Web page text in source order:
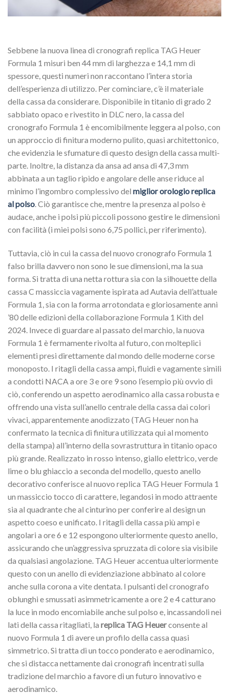
Sebbene la nuova linea di cronografi replica TAG Heuer
Formula 1 misuri ben 44 mm di larghezza e 14,1 mm di
spessore, questi numeri non raccontano l’intera storia
dell’esperienza di utilizzo. Per cominciare, c’è il materiale
della cassa da considerare. Disponibile in titanio di grado 2
sabbiato opaco e rivestito in DLC nero, la cassa del
cronografo Formula 1 è encomibilmente leggera al polso, con
un approccio di finitura moderno pulito, quasi architettonico,
che evidenzia le sfumature di questo design della cassa multi-
parte. Inoltre, la distanza da ansa ad ansa di 47,3 mm
abbinata a un taglio ripido e angolare delle anse riduce al
minimo l’ingombro complessivo del miglior orologio replica
al polso. Ciò garantisce che, mentre la presenza al polso è
audace, anche i polsi più piccoli possono gestire le dimensioni
con facilità (i miei polsi sono 6,75 pollici, per riferimento).
Tuttavia, ciò in cui la cassa del nuovo cronografo Formula 1
falso brilla davvero non sono le sue dimensioni, ma la sua
forma. Si tratta di una netta rottura sia con la silhouette della
cassa C massiccia vagamente ispirata ad Autavia dell’attuale
Formula 1, sia con la forma arrotondata e gloriosamente anni
’80 delle edizioni della collaborazione Formula 1 Kith del
2024. Invece di guardare al passato del marchio, la nuova
Formula 1 è fermamente rivolta al futuro, con molteplici
elementi presi direttamente dal mondo delle moderne corse
monoposto. I ritagli della cassa ampi, fluidi e vagamente simili
a condotti NACA a ore 3 e ore 9 sono l’esempio più ovvio di
ciò, conferendo un aspetto aerodinamico alla cassa robusta e
offrendo una vista sull’anello centrale della cassa dai colori
vivaci, apparentemente anodizzato (TAG Heuer non ha
confermato la tecnica di finitura utilizzata qui al momento
della stampa) all’interno della sovrastruttura in titanio opaco
più grande. Realizzato in rosso intenso, giallo elettrico, verde
lime o blu ghiaccio a seconda del modello, questo anello
decorativo conferisce al nuovo replica TAG Heuer Formula 1
un massiccio tocco di carattere, legandosi in modo attraente
sia al quadrante che al cinturino per conferire al design un
aspetto coeso e unificato. I ritagli della cassa più ampi e
angolari a ore 6 e 12 espongono ulteriormente questo anello,
assicurando che un’aggressiva spruzzata di colore sia visibile
da qualsiasi angolazione. TAG Heuer accentua ulteriormente
questo con un anello di evidenziazione abbinato al colore
anche sulla corona a vite dentata. I pulsanti del cronografo
oblunghi e smussati asimmetricamente a ore 2 e 4 catturano
la luce in modo encomiabile anche sul polso e, incassandoli nei
lati della cassa ritagliati, la replica TAG Heuerconsente al
nuovo Formula 1 di avere un profilo della cassa quasi
simmetrico. Si tratta di un tocco ponderato e aerodinamico,
che si distacca nettamente dai cronografi incentrati sulla
tradizione del marchio a favore di un futuro innovativo e
aerodinamico.